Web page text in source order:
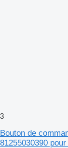
3
Bouton de
81255030390